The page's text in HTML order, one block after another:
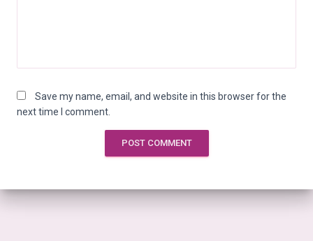
Save my name, email, and website in this browser for the
next time I comment.